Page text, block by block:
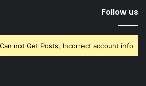
Follow us
not Get Posts, Incorrect account info.